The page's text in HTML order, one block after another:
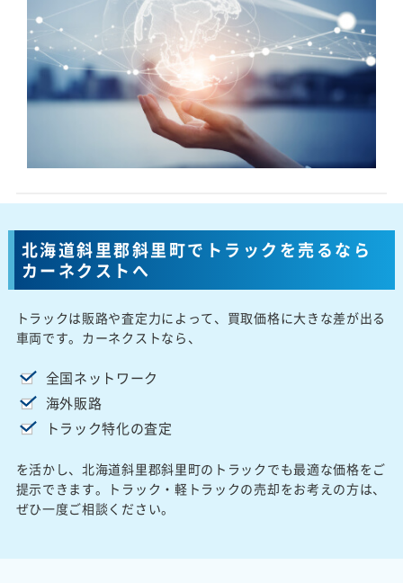
北海道斜里郡斜里町でトラックを売るなら
カーネクストへ
トラックは販路や査定力によって、買取価格に大きな差が出る
車両です。カーネクストなら、
全国ネットワーク
海外販路
トラック特化の査定
を活かし、北海道斜里郡斜里町のトラックでも最適な価格をご
提示できます。トラック・軽トラックの売却をお考えの方は、
ぜひ一度ご相談ください。